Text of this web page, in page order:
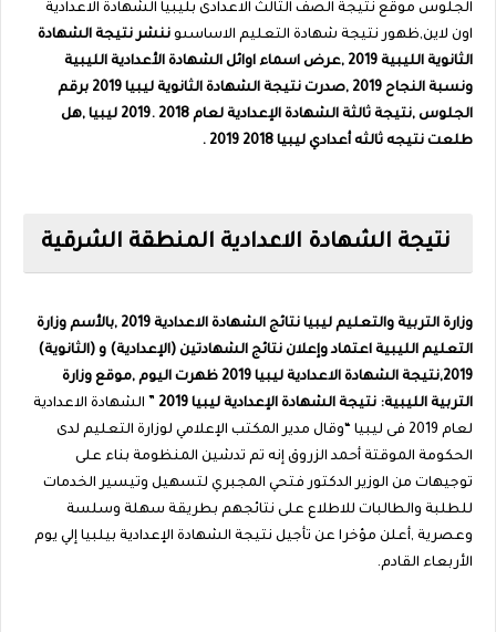
الجلوس موقع نتيجة الصف الثالث الاعدادى بليبيا الشهادة الاعدادية
اون لاين,ظهور نتيجة شهادة التعليم الاساسىو ننشر نتيجة الشهادة
الثانوية الليبية 2019 ,عرض اسماء اوائل الشهادة الأعدادية الليبية
ونسبة النجاح 2019 ,صدرت نتيجة الشهادة الثانوية ليبيا 2019 برقم
الجلوس ,نتيجة ثالثة الشهادة الإعدادية لعام 2018 .2019 ليبيا ,هل
طلعت نتيجه ثالثه أعدادي ليبيا 2018 2019 .
نتيجة الشهادة الاعدادية المنطقة الشرقية
وزارة التربية والتعليم ليبيا نتائج الشهادة الاعدادية 2019 ,بالأسم وزارة
التعليم الليبية اعتماد وإعلان نتائج الشهادتين (الإعدادية) و (الثانوية)
2019,نتيجة الشهادة الاعدادية ليبيا 2019 ظهرت اليوم ,موقع وزارة
التربية الليبية: نتيجة الشهادة الإعدادية ليبيا 2019
” الشهادة الاعدادية
لعام 2019 فى ليبيا “وقال مدير المكتب الإعلامي لوزارة التعليم لدى
الحكومة الموقتة أحمد الزروق إنه تم تدشين المنظومة بناء على
توجيهات من الوزير الدكتور فتحي المجبري لتسهيل وتيسير الخدمات
للطلبة والطالبات للاطلاع على نتائجهم بطريقة سهلة وسلسة
وعصرية ,أعلن مؤخرا عن تأجيل نتيجة الشهادة الإعدادية بيلبيا إلي يوم
الأربعاء القادم.